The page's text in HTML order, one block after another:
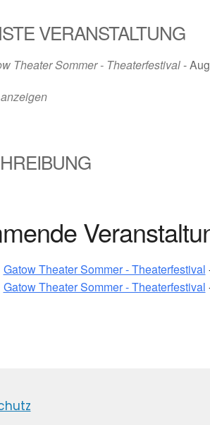
VERANSTALTUNG
Theater Sommer - Theaterfestival-
Gatow Theater Sommer - Theaterfestival
Gatow Theater Sommer - Theaterfestival